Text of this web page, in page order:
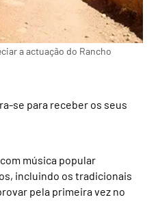
a actuação do Rancho
se para receber os seus
música popular
incluindo os tradicionais
pela primeira vez no